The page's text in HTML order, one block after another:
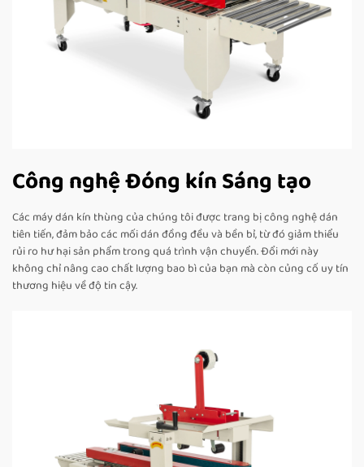
Công nghệ Đóng kín Sáng tạo
Các máy dán kín thùng của chúng tôi được trang bị công nghệ dán
tiên tiến, đảm bảo các mối dán đồng đều và bền bỉ, từ đó giảm thiểu
rủi ro hư hại sản phẩm trong quá trình vận chuyển. Đổi mới này
không chỉ nâng cao chất lượng bao bì của bạn mà còn củng cố uy tín
thương hiệu về độ tin cậy.